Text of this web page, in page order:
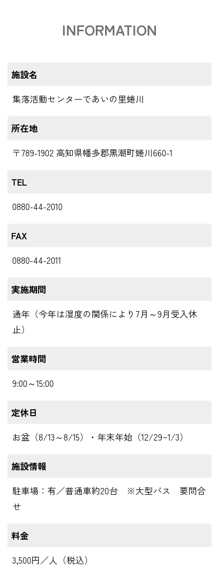
INFORMATION
施設名
集落活動センターであいの里蜷川
所在地
〒789-1902 高知県幡多郡黒潮町蜷川660-1
TEL
0880-44-2010
FAX
0880-44-2011
実施期間
通年（今年は湿度の関係により7月～9月受入休
止）
営業時間
9:00～15:00
定休日
お盆（8/13～8/15）・年末年始（12/29~1/3）
施設情報
駐車場：有／普通車約20台 ※大型バス 要問合
せ
料金
3,500円／人（税込）